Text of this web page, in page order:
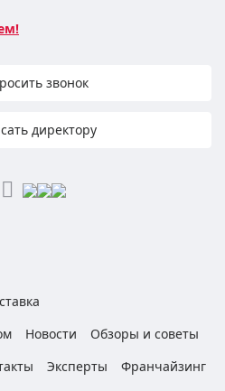
звонок
директору
Новости
Обзоры и советы
Эксперты
Франчайзинг